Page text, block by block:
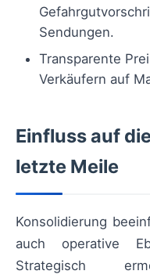
Sendungen.
Transparente
Verkäufern auf
Einfluss auf
letzte Meile
Konsolidierung
auch operative
Strategisch